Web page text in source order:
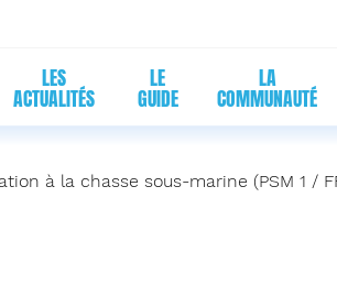
LES
ACTUALITÉS
LE
GUIDE
LA
COMMUNAUTÉ
à la chasse sous-marine (PSM 1 /